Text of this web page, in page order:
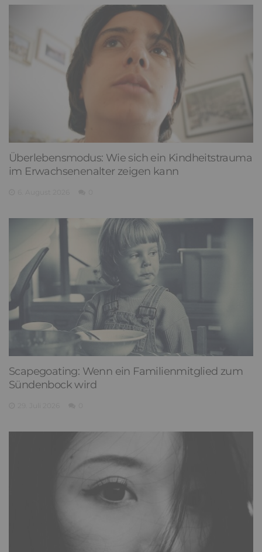
Überlebensmodus: Wie sich ein Kindheitstrauma
im Erwachsenenalter zeigen kann
Scapegoating: Wenn ein Familienmitglied zum
Sündenbock wird